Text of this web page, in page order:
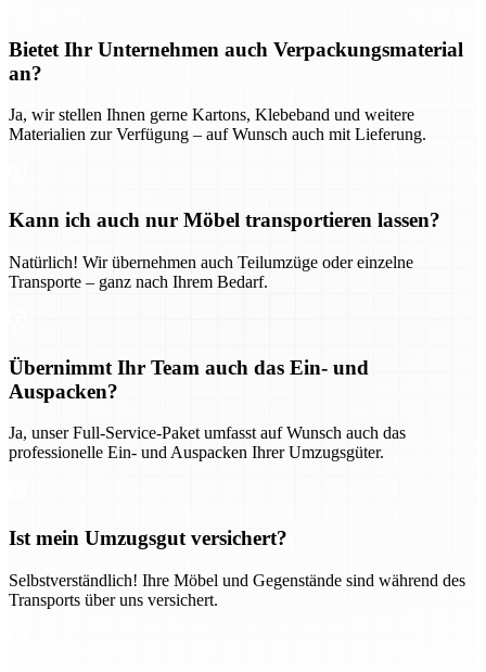
Bietet Ihr Unternehmen auch Verpackungsmaterial
an?
Ja, wir stellen Ihnen gerne Kartons, Klebeband und weitere
Materialien zur Verfügung – auf Wunsch auch mit Lieferung.
Kann ich auch nur Möbel transportieren lassen?
Natürlich! Wir übernehmen auch Teilumzüge oder einzelne
Transporte – ganz nach Ihrem Bedarf.
Übernimmt Ihr Team auch das Ein- und
Auspacken?
Ja, unser Full-Service-Paket umfasst auf Wunsch auch das
professionelle Ein- und Auspacken Ihrer Umzugsgüter.
Ist mein Umzugsgut versichert?
Selbstverständlich! Ihre Möbel und Gegenstände sind während des
Transports über uns versichert.